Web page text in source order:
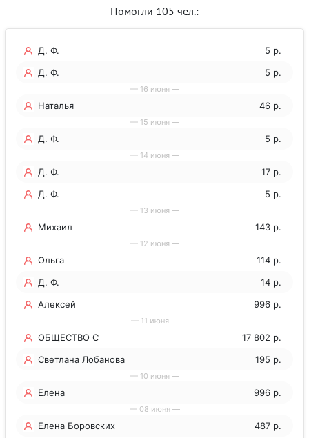
Помогли 105 чел.:
Д. Ф.
5 р.
Д. Ф.
5 р.
— 16 июня —
Наталья 46 р.
— 15 июня —
Д. Ф. 5 р.
— 14 июня —
Д. Ф.
17 р.
Д. Ф.
5 р.
— 13 июня —
Михаил 143 р.
— 12 июня —
Ольга
114 р.
Д. Ф.
14 р.
Алексей
996 р.
— 11 июня —
ОБЩЕСТВО С
ОГРАНИЧЕННОЙ
17 802 р.
Светлана Лобанова
195 р.
— 10 июня —
Елена 996 р.
— 08 июня —
Елена Боровских
487 р.